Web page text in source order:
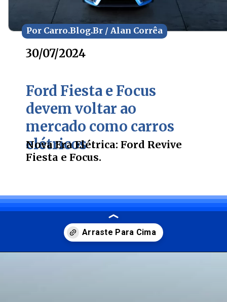
30/07/2024
Ford Fiesta e Focus
devem voltar ao
mercado como carros
elétricos
Por Carro.Blog.Br / Alan Corrêa
Por Carro.Blog.Br / Alan Corrêa
Nova Era Elétrica: Ford Revive
Fiesta e Focus.